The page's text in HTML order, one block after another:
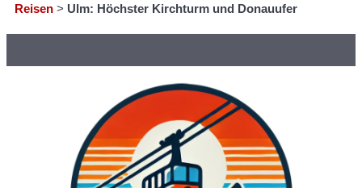
Reisen > Ulm: Höchster Kirchturm und Donauufer